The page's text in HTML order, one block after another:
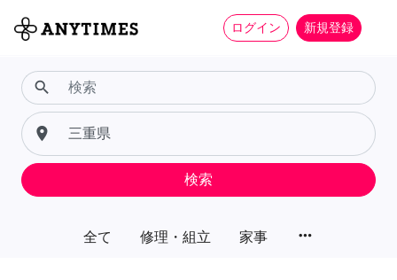
ログイン 新規登録
全て 修理・組立 家事 more_horiz
search
place
検索